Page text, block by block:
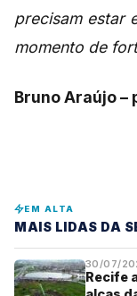
precisam estar
momento de
Bruno Araújo –
EM ALTA
MAIS LIDAS DA
30/07/
Recife